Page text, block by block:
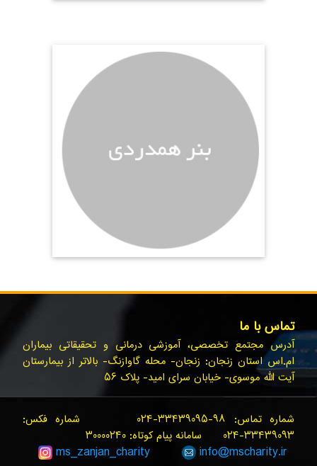
تماس با ما
آدرس مجتمع تخصصی، آموزشی درمانی و تحقیقاتی بیماران
ام.اس استان زنجان: زنجان- محله گاوازنگ- بالاتر از بیمارستان
آیت الله موسوی- خیابان سرای امید- پلاک ۵۶
شماره تماس: ۹۸-۳۳۴۳۹۰۹۵-۰۲۴ شماره فکس:
۳۳۴۳۹۰۹۳-۰۲۴ سامانه پیام کوتاه: ۳۰۰۰۰۲۴۰
ms_zanjan_charity info@mscharity.ir